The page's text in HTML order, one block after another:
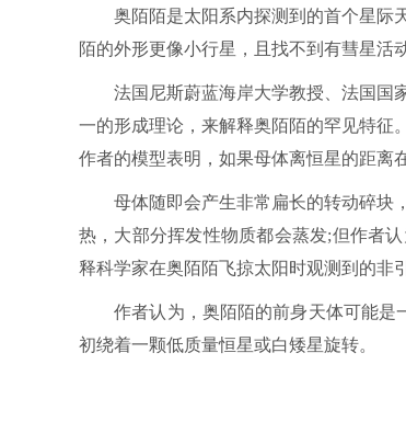
奥陌陌是太阳系内探测到的首个星际天
陌的外形更像小行星，且找不到有彗星活
法国尼斯蔚蓝海岸大学教授、法国国家
一的形成理论，来解释奥陌陌的罕见特征
作者的模型表明，如果母体离恒星的距离
母体随即会产生非常扁长的转动碎块，
热，大部分挥发性物质都会蒸发;但作者
释科学家在奥陌陌飞掠太阳时观测到的非
作者认为，奥陌陌的前身天体可能是
初绕着一颗低质量恒星或白矮星旋转。